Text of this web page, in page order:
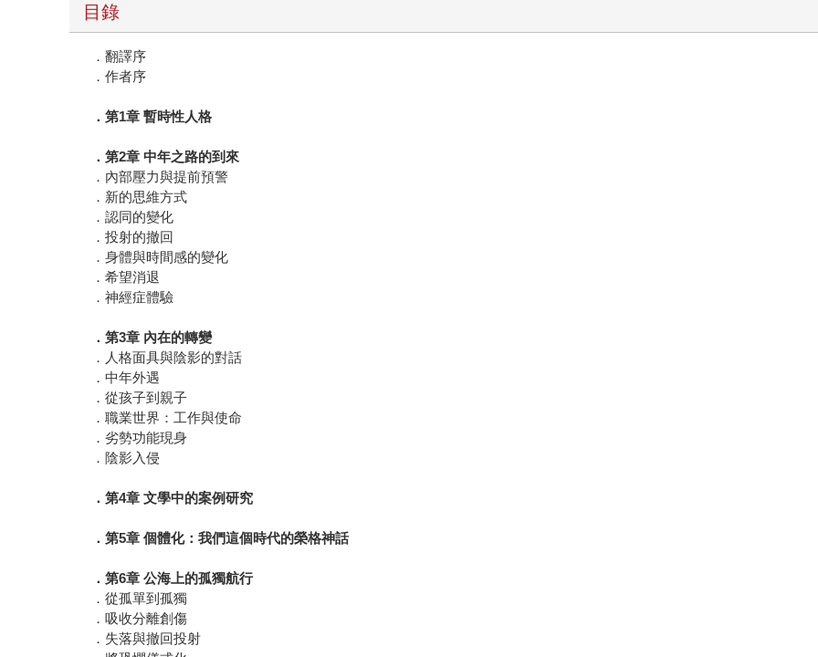
目錄
．翻譯序
．作者序
．第1章 暫時性人格
．第2章 中年之路的到來
．內部壓力與提前預警
．新的思維方式
．認同的變化
．投射的撤回
．身體與時間感的變化
．希望消退
．神經症體驗
．第3章 內在的轉變
．人格面具與陰影的對話
．中年外遇
．從孩子到親子
．職業世界：工作與使命
．劣勢功能現身
．陰影入侵
．第4章 文學中的案例研究
．第5章 個體化：我們這個時代的榮格神話
．第6章 公海上的孤獨航行
．從孤單到孤獨
．吸收分離創傷
．失落與撤回投射